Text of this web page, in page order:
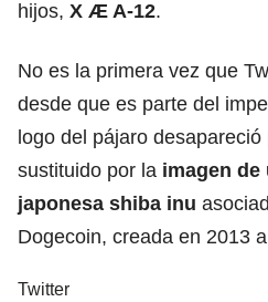
hijos, X Æ A-12.
No es la primera vez que
desde que es parte del
logo del pájaro
sustituido por la imagen de
japonesa shiba inu
Dogecoin, creada en 2013
Twitter